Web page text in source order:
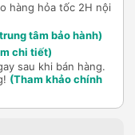
hàng hỏa tốc 2H nội
tâm bảo hành)
chi tiết)
sau khi bán hàng.
(Tham khảo chính